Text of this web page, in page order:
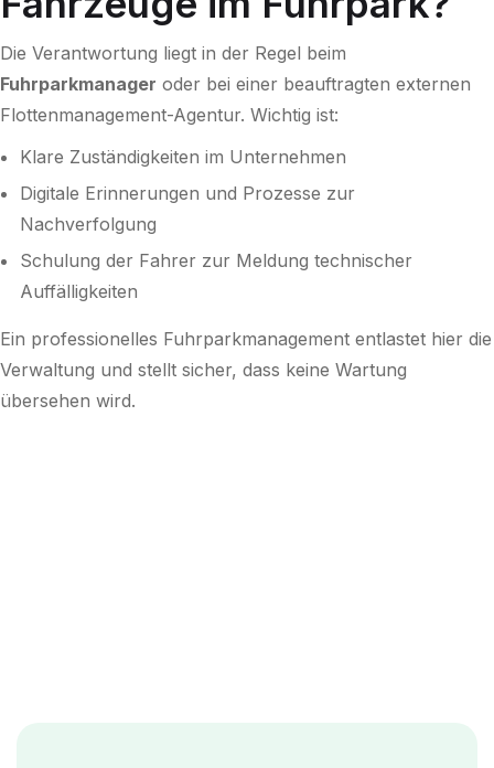
Die Verantwortung liegt in der Regel beim
Fuhrparkmanager oder bei einer beauftragten externen
Flottenmanagement-Agentur. Wichtig ist:
Klare Zuständigkeiten im Unternehmen
Digitale Erinnerungen und Prozesse zur
Nachverfolgung
Schulung der Fahrer zur Meldung technischer
Auffälligkeiten
Ein professionelles Fuhrparkmanagement entlastet hier die
Verwaltung und stellt sicher, dass keine Wartung
übersehen wird.